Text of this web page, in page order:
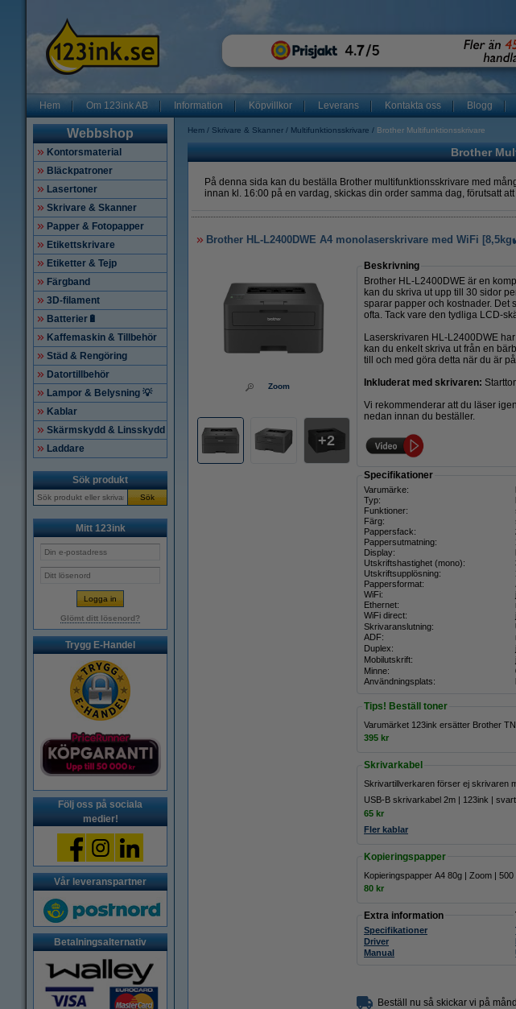
Hem Om 123ink AB Information Köpvillkor Leverans Kontakta oss Blogg
Webbshop
Kontorsmaterial
Bläckpatroner
Lasertoner
Skrivare & Skanner
Papper & Fotopapper
Etikettskrivare
Etiketter & Tejp
Färgband
3D-filament
Batterier🔋
Kaffemaskin & Tillbehör
Städ & Rengöring
Datortillbehör
Lampor & Belysning 💡
Kablar
Skärmskydd & Linsskydd
Laddare
Sök produkt
Sök
Mitt 123ink
Glömt ditt lösenord?
Trygg E-Handel
Följ oss på sociala
medier!
Vår leveranspartner
Betalningsalternativ
Hem Skrivare & Skanner Multifunktionsskrivare Brother Multifunktionsskrivare
Brother
På denna sida kan du beställa Brother multifunktionsskrivare med
innan kl. 16:00 på en vardag, skickas din order samma dag, förutsatt
Brother HL-L2400DWE A4 monolaserskrivare med WiFi
Zoom
2
Beskrivning
Brother HL-L2400DWE är en
kan du skriva ut upp till 30 sidor
sparar papper och kostnader. Det
ofta. Tack vare den tydliga LCD-
Laserskrivaren HL-L2400DWE
kan du enkelt skriva ut från en
till och med göra detta när du är
Inkluderat med skrivaren:
Vi rekommenderar att du läser
nedan innan du beställer.
Specifikationer
Varumärke:
Typ:
Funktioner:
Färg:
Pappersfack:
Pappersutmatning:
Display:
Utskriftshastighet (mono):
Utskriftsupplösning:
Pappersformat:
WiFi:
Ethernet:
WiFi direct:
Skrivaranslutning:
ADF:
Duplex:
Mobilutskrift:
Minne:
Användningsplats:
Tips! Beställ toner
Varumärket 123ink ersätter Brother
395 kr
Skrivarkabel
Skrivartillverkaren förser ej skrivaren
USB-B skrivarkabel 2m | 123ink | svart
65 kr
Fler kablar
Kopieringspapper
Kopieringspapper A4 80g | Zoom | 500
80 kr
Extra information
Specifikationer
Driver
Manual
Beställ nu så skickar vi på